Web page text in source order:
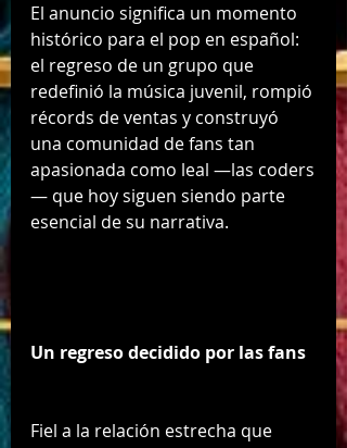
El anuncio significa un momento
histórico para el pop en español:
el regreso de un grupo que
redefinió la música juvenil, rompió
récords de ventas y construyó
una comunidad de fans tan
apasionada como leal —las coders
— que hoy siguen siendo parte
esencial de su narrativa.
Un regreso decidido por las fans
Fiel a la relación estrecha que